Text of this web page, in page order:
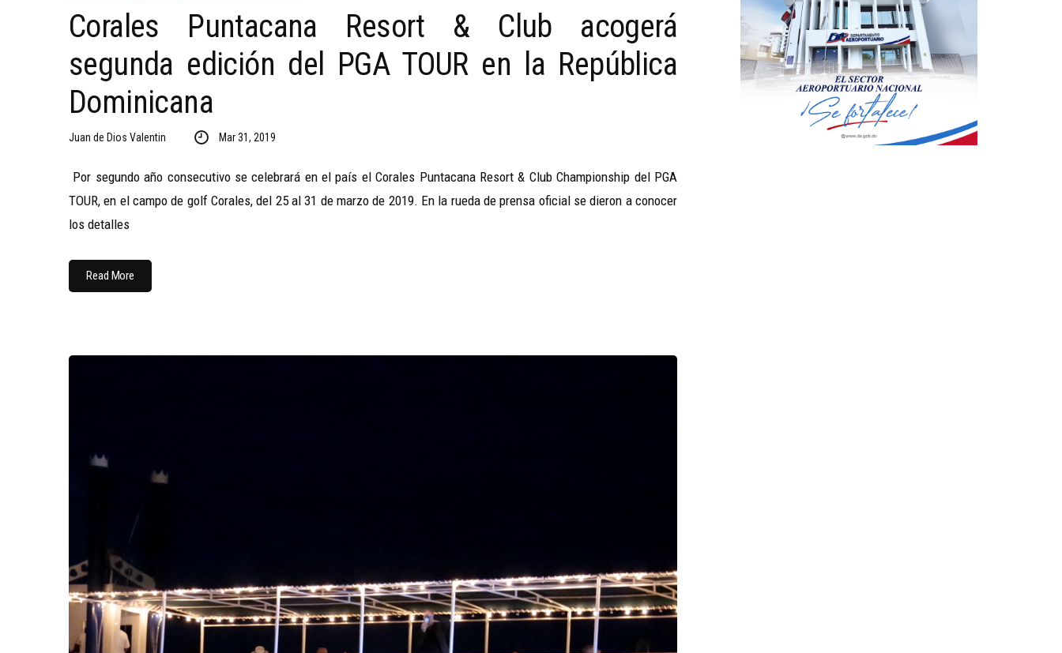
Corales Puntacana Resort & Club acogerá
segunda edición del PGA TOUR en la República
Dominicana
Juan de Dios Valentin Mar 31, 2019
Por segundo año consecutivo se celebrará en el país el Corales Puntacana Resort & Club Championship del PGA
TOUR, en el campo de golf Corales, del 25 al 31 de marzo de 2019. En la rueda de prensa oficial se dieron a conocer
los detalles
Read More